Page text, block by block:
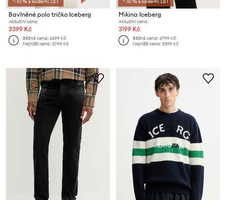
Bavlněné polo tričko Iceberg
Aktuální cena:
3399 Kč
Běžná cena:6299 Kč
Nejnižší cena:3799 Kč
Mikina Iceberg
Aktuální cena:
3199 Kč
Běžná cena:6799 Kč
Nejnižší cena:3399 Kč